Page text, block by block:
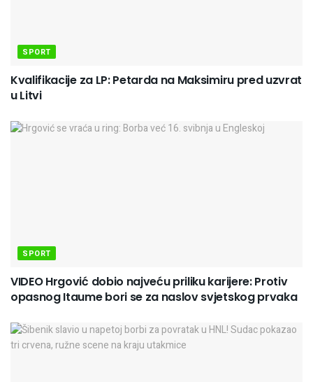
SPORT
Kvalifikacije za LP: Petarda na Maksimiru pred uzvrat
u Litvi
SPORT
VIDEO Hrgović dobio najveću priliku karijere: Protiv
opasnog Itaume bori se za naslov svjetskog prvaka